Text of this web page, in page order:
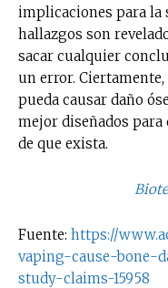
últimas
Suscríbete a
implicaciones para la
hallazgos son
sacar cualquier
un error.
pueda causar daño
mejor diseñados para
de que exista.
Fuente: https://
vaping-cause-bone-
study-claims-15958